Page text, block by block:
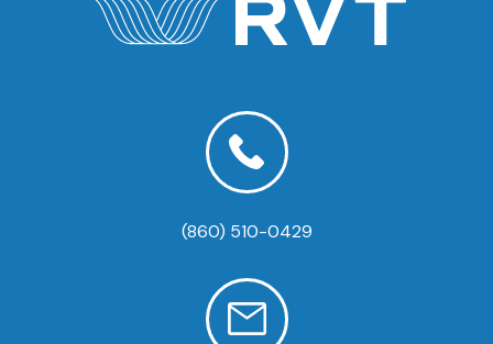
(860) 510-0429